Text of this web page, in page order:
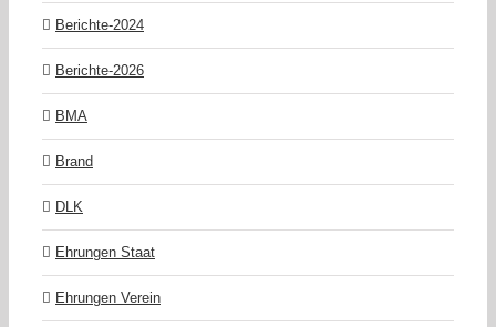
Berichte-2024
Berichte-2026
BMA
Brand
DLK
Ehrungen Staat
Ehrungen Verein